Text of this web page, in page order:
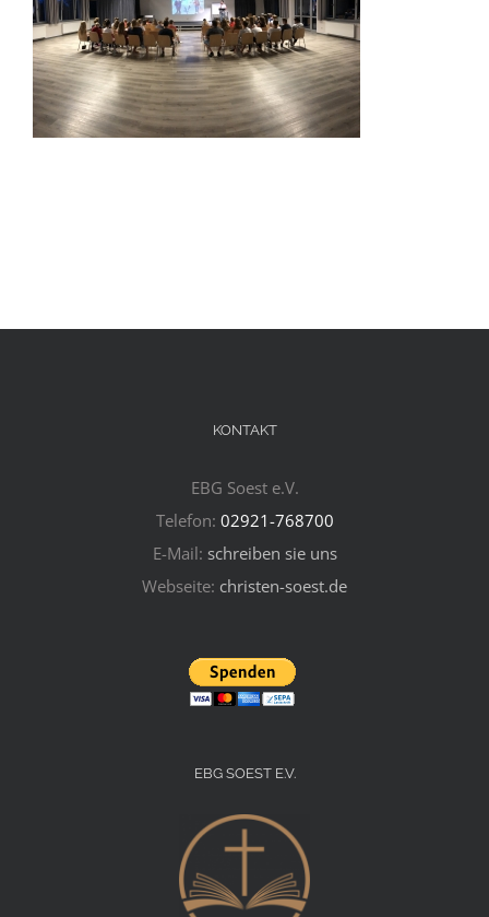
KONTAKT
EBG Soest e.V.
Telefon: 02921-768700
E-Mail: schreiben sie uns
Webseite: christen-soest.de
EBG SOEST E.V.